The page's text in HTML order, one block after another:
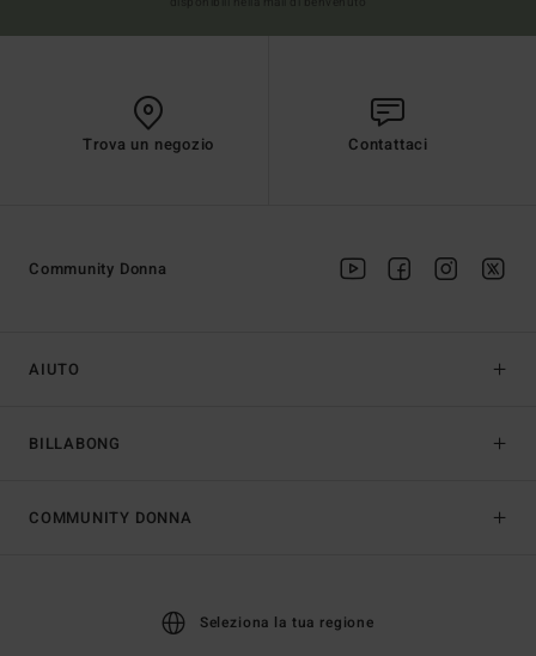
Trova un negozio Contattaci
AIUTO
BILLABONG
Community Donna
COMMUNITY DONNA
Seleziona la tua regione